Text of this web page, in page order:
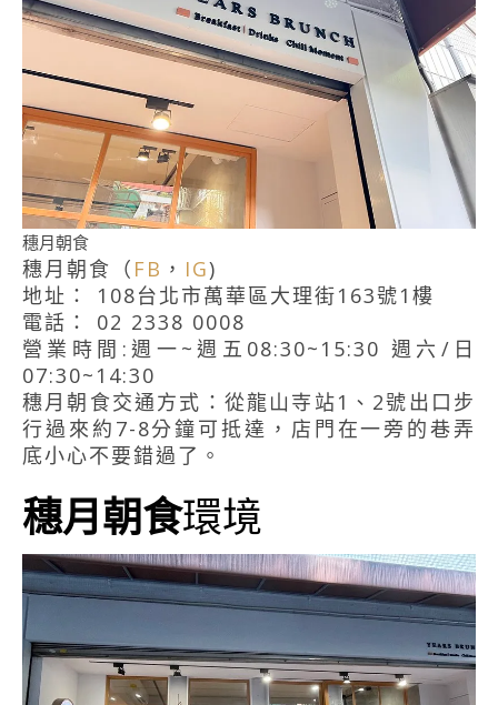
穗月朝食
穗月朝食（ FB ， IG)
地址： 108台北市萬華區大理街163號1樓
電話： 02 2338 0008
營業時間:週一~週五08:30~15:30 週六/日
07:30~14:30
穗月朝食交通方式：從龍山寺站1、2號出口步
行過來約7-8分鐘可抵達，店門在一旁的巷弄
底小心不要錯過了。
穗月朝食環境